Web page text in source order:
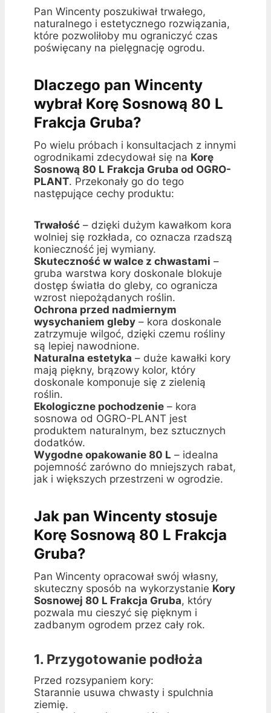
Pan Wincenty poszukiwał trwałego,
naturalnego i estetycznego rozwiązania,
które pozwoliłoby mu ograniczyć czas
poświęcany na pielęgnację ogrodu.
Dlaczego pan Wincenty
wybrał Korę Sosnową 80 L
Frakcja Gruba?
Po wielu próbach i konsultacjach z innymi
ogrodnikami zdecydował się na Korę
Sosnową 80 L Frakcja Gruba od OGRO-
PLANT. Przekonały go do tego
następujące cechy produktu:
Trwałość – dzięki dużym kawałkom kora
wolniej się rozkłada, co oznacza rzadszą
konieczność jej wymiany.
Skuteczność w walce z chwastami –
gruba warstwa kory doskonale blokuje
dostęp światła do gleby, co ogranicza
wzrost niepożądanych roślin.
Ochrona przed nadmiernym
wysychaniem gleby – kora doskonale
zatrzymuje wilgoć, dzięki czemu rośliny
są lepiej nawodnione.
Naturalna estetyka – duże kawałki kory
mają piękny, brązowy kolor, który
doskonale komponuje się z zielenią
roślin.
Ekologiczne pochodzenie – kora
sosnowa od OGRO-PLANT jest
produktem naturalnym, bez sztucznych
dodatków.
Wygodne opakowanie 80 L – idealna
pojemność zarówno do mniejszych rabat,
jak i większych przestrzeni w ogrodzie.
Jak pan Wincenty stosuje
Korę Sosnową 80 L Frakcja
Gruba?
Pan Wincenty opracował swój własny,
skuteczny sposób na wykorzystanie Kory
Sosnowej 80 L Frakcja Gruba, który
pozwala mu cieszyć się pięknym i
zadbanym ogrodem przez cały rok.
1. Przygotowanie podłoża
Przed rozsypaniem kory:
Starannie usuwa chwasty i spulchnia
ziemię.